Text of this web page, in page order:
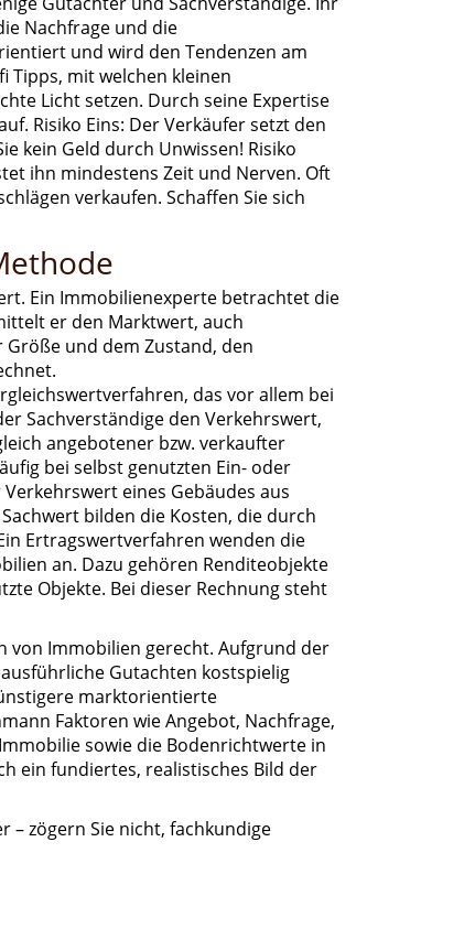
Nachfrage und die
und wird den Tendenzen am
Tipps, mit welchen kleinen
Licht setzen. Durch seine Expertise
Risiko Eins: Der Verkäufer setzt den
kein Geld durch Unwissen! Risiko
ihn mindestens Zeit und Nerven. Oft
verkaufen. Schaffen Sie sich
Ein Immobilienexperte betrachtet die
er den Marktwert, auch
und dem Zustand, den
das vor allem bei
Sachverständige den Verkehrswert,
angebotener bzw. verkaufter
bei selbst genutzten Ein- oder
eines Gebäudes aus
bilden die Kosten, die durch
Ertragswertverfahren wenden die
an. Dazu gehören Renditeobjekte
Objekte. Bei dieser Rechnung steht
von Immobilien gerecht. Aufgrund der
Gutachten kostspielig
marktorientierte
Faktoren wie Angebot, Nachfrage,
sowie die Bodenrichtwerte in
ein fundiertes, realistisches Bild der
– zögern Sie nicht, fachkundige